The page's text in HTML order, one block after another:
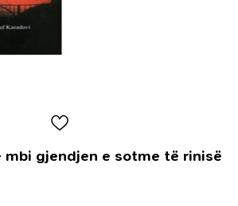
mbi gjendjen e sotme të rinisë